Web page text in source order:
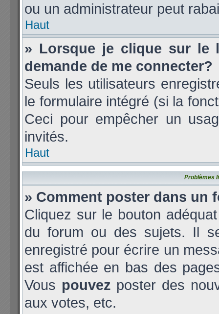
ou un administrateur peut
Haut
» Lorsque je clique sur
demande de me connecter?
Seuls les utilisateurs
le formulaire intégré (si la
Ceci pour empêcher un
invités.
Haut
Problèmes
» Comment poster dans un
Cliquez sur le bouton
du forum ou des sujets. Il
enregistré pour écrire un
est affichée en bas des
Vous pouvez poster des
aux votes, etc.